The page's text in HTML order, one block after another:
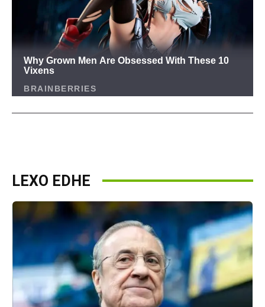
LEXO EDHE